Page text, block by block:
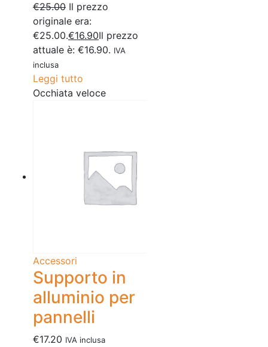
€25.00 Il prezzo
originale era:
€25.00.€16.90Il prezzo
attuale è: €16.90. IVA
inclusa
Leggi tutto
Occhiata veloce
Accessori
Supporto in
alluminio per
pannelli
€17.20 IVA inclusa